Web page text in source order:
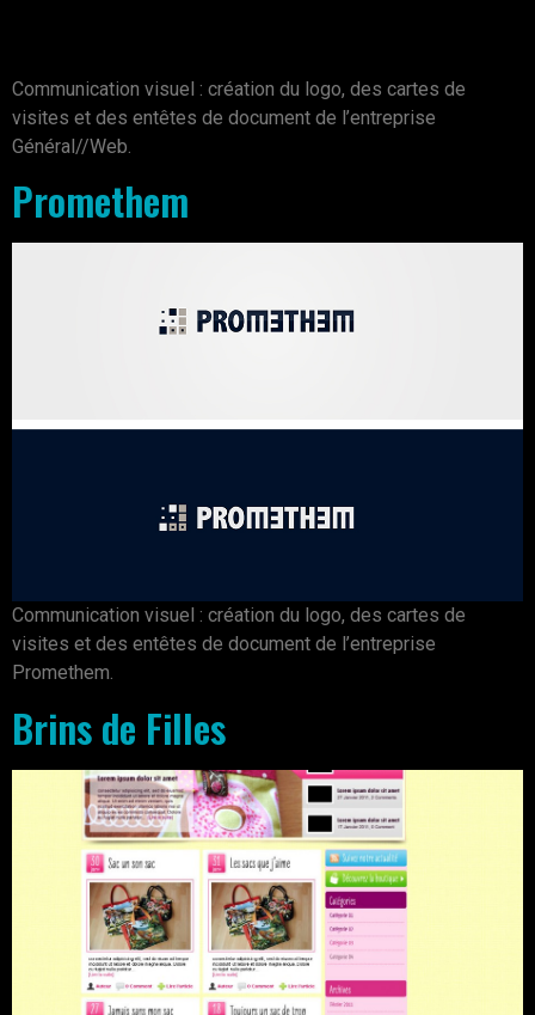
Communication visuel : création du logo, des cartes de
visites et des entêtes de document de l’entreprise
Général//Web.
Promethem
Communication visuel : création du logo, des cartes de
visites et des entêtes de document de l’entreprise
Promethem.
Brins de Filles